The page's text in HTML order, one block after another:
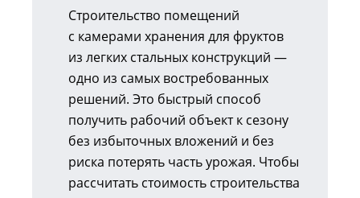
Строительство помещений
с камерами хранения для фруктов
из легких стальных конструкций —
одно из самых востребованных
решений. Это быстрый способ
получить рабочий объект к сезону
без избыточных вложений и без
риска потерять часть урожая. Чтобы
рассчитать стоимость строительства